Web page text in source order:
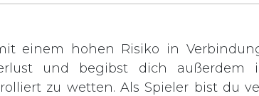
einem hohen Risiko in
und begibst dich außerdem
zu wetten. Als Spieler bist du